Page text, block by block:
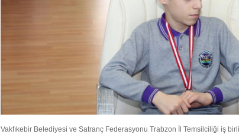
Vakfıkebir Belediyesi ve Satranç Federasyonu Trabzon İl Temsilciliği iş